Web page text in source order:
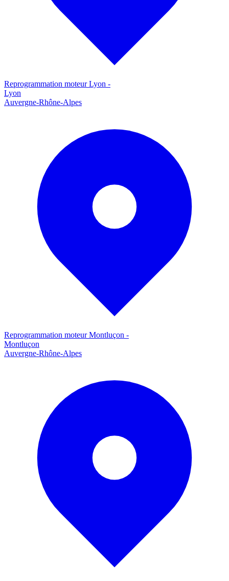
Reprogrammation moteurLyon -
Lyon
Auvergne-Rhône-Alpes
Reprogrammation moteurMontluçon -
Montluçon
Auvergne-Rhône-Alpes